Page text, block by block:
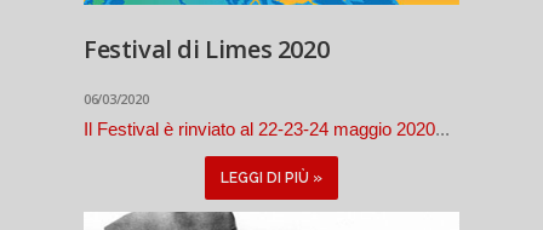
Festival di Limes 2020
06/03/2020
Il Festival è rinviato al 22-23-24 maggio 2020...
LEGGI DI PIÙ »